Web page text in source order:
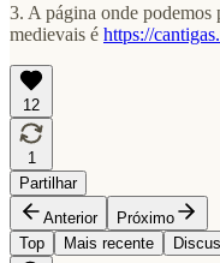
3. A página onde podemos
medievais é https://
12
1
Partilhar
Anterior
Próximo
Top
Mais recente